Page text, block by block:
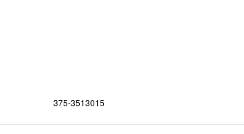
375-3513015